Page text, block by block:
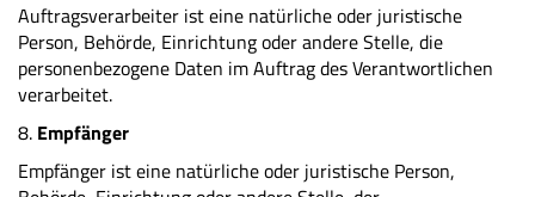
Auftragsverarbeiter ist eine natürliche oder juristische
Person, Behörde, Einrichtung oder andere Stelle, die
personenbezogene Daten im Auftrag des Verantwortlichen
verarbeitet.
8. Empfänger
Empfänger ist eine natürliche oder juristische Person,